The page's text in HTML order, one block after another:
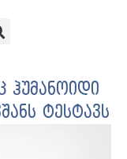
ჰუმანოიდი
ტესტავს